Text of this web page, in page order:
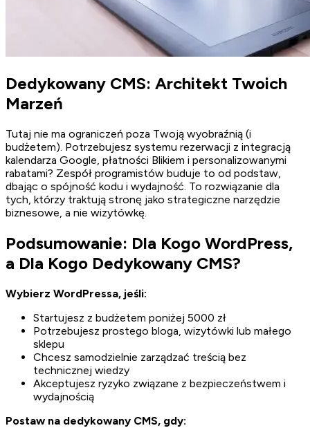
Dedykowany CMS: Architekt Twoich
Marzeń
Tutaj nie ma ograniczeń poza Twoją wyobraźnią (i
budżetem). Potrzebujesz systemu rezerwacji z integracją
kalendarza Google, płatności Blikiem i personalizowanymi
rabatami? Zespół programistów buduje to od podstaw,
dbając o spójność kodu i wydajność. To rozwiązanie dla
tych, którzy traktują stronę jako strategiczne narzędzie
biznesowe, a nie wizytówkę.
Podsumowanie: Dla Kogo WordPress,
a Dla Kogo Dedykowany CMS?
Wybierz WordPressa, jeśli:
Startujesz z budżetem poniżej 5000 zł
Potrzebujesz prostego bloga, wizytówki lub małego
sklepu
Chcesz samodzielnie zarządzać treścią bez
technicznej wiedzy
Akceptujesz ryzyko związane z bezpieczeństwem i
wydajnością
Postaw na dedykowany CMS, gdy: